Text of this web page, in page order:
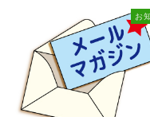
お